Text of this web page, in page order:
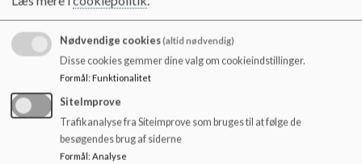
Nødvendige cookies(altid nødvendig)
Disse cookies gemmer dine valg om cookieindstillinger.
Formål: Funktionalitet
SiteImprove
Trafikanalyse fra Siteimprove som bruges til at følge de
besøgendes brug af siderne
Formål : Analyse